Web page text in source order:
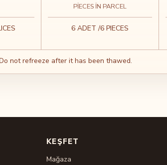
PIECES IN PARCEL
6 ADET /6 PIECES
not refreeze after it has been thawed.
KEŞFET
Mağaza